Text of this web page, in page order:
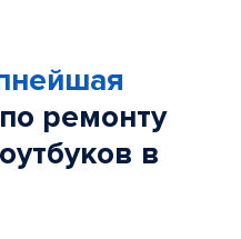
по ремонту
в